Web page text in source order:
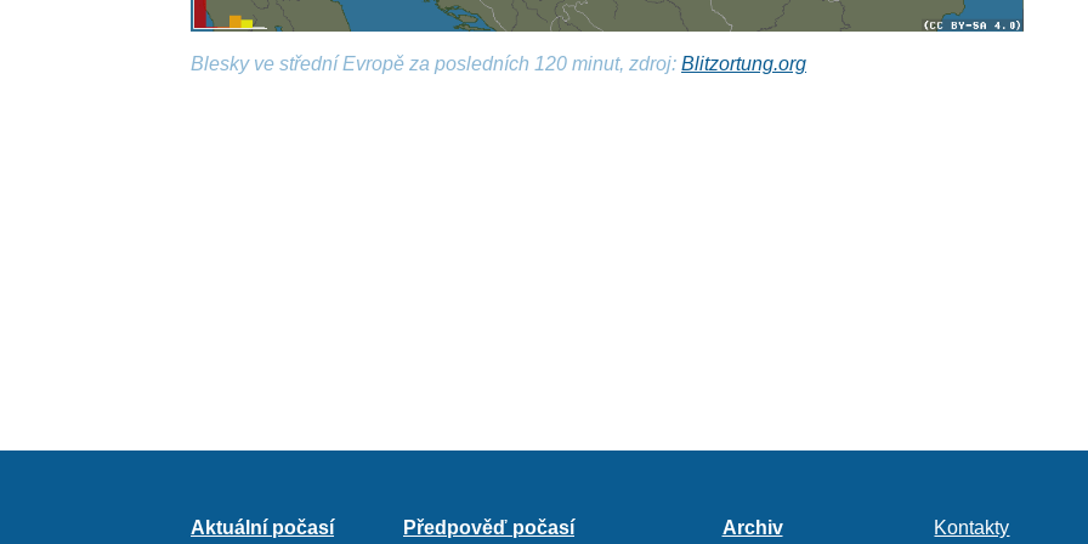
Blesky ve střední Evropě za posledních 120 minut, zdroj:Blitzortung.org
Aktuální počasí Předpověď počasí Archiv Kontakty